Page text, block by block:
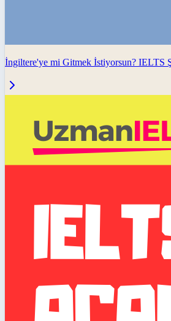
İngiltere'ye mi Gitmek İstiyorsun? IELTS